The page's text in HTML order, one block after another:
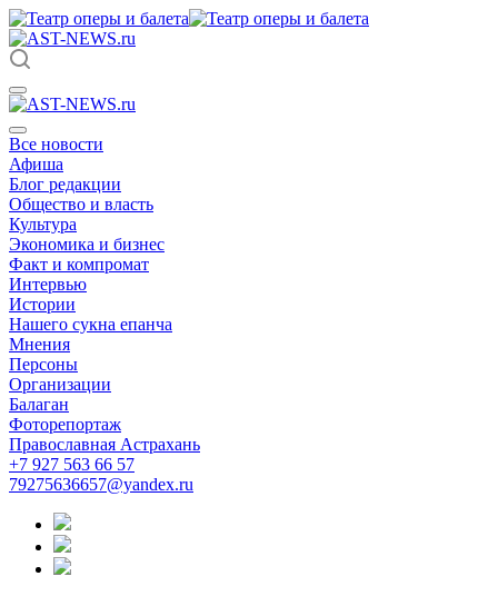
Все новости
Афиша
Блог редакции
Общество и власть
Культура
Экономика и бизнес
Факт и компромат
Интервью
Истории
Нашего сукна епанча
Мнения
Персоны
Организации
Балаган
Фоторепортаж
Православная Астрахань
+7 927 563 66 57
79275636657@yandex.ru